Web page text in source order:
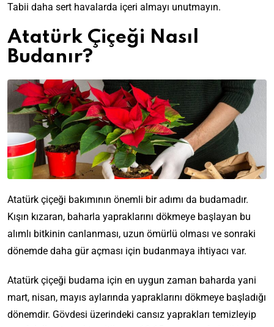
Tabii daha sert havalarda içeri almayı unutmayın.
Atatürk Çiçeği Nasıl
Budanır?
Atatürk çiçeği bakımının önemli bir adımı da budamadır.
Kışın kızaran, baharla yapraklarını dökmeye başlayan bu
alımlı bitkinin canlanması, uzun ömürlü olması ve sonraki
dönemde daha gür açması için budanmaya ihtiyacı var.
Atatürk çiçeği budama için en uygun zaman baharda yani
mart, nisan, mayıs aylarında yapraklarını dökmeye başladığı
dönemdir. Gövdesi üzerindeki cansız yaprakları temizleyip